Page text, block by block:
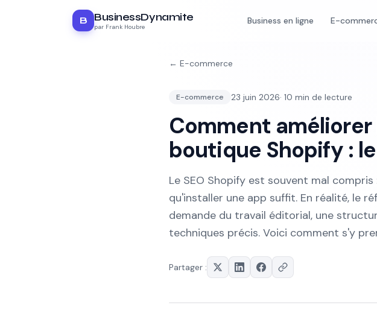
B BusinessDynamite
par Frank Houbre
Business en ligne E-
← E-commerce
E-commerce 23 juin 2026· 10 min de lecture
Comment améliorer
boutique Shopify :
Le SEO Shopify est souvent mal
qu'installer une app suffit. En réalité, le
demande du travail éditorial, une
techniques précis. Voici comment s'y
Partager :